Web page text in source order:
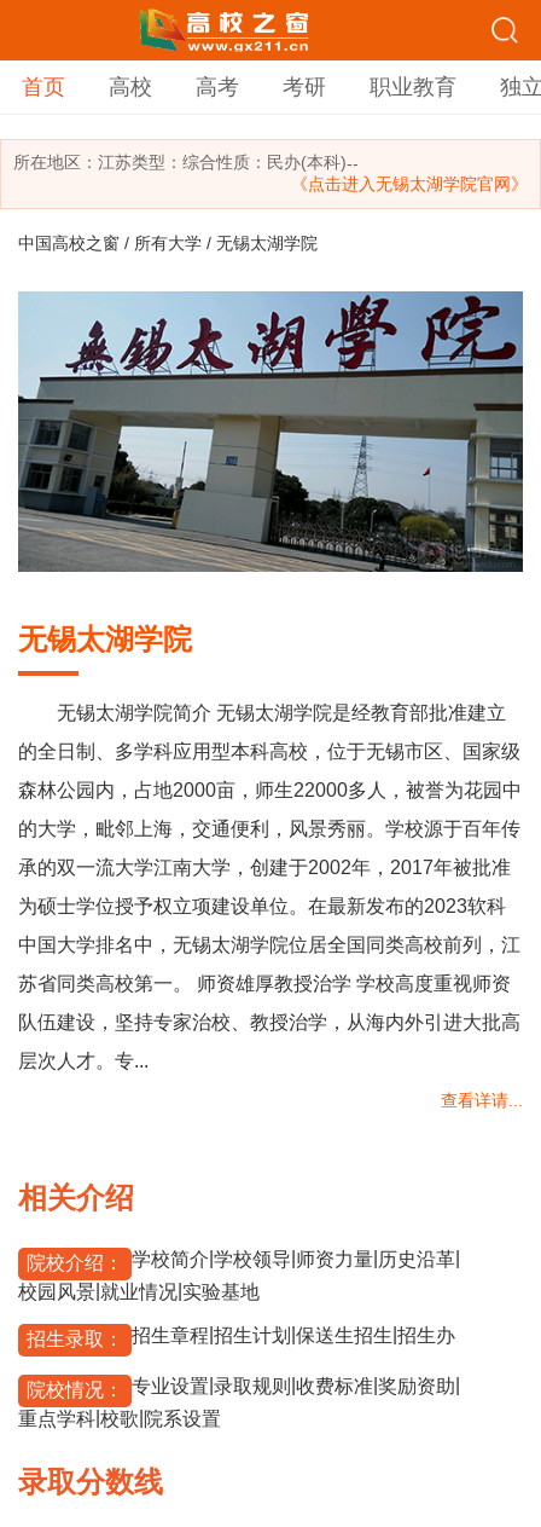
首页 高校 高考 考研 职业教育 独
所在地区： 江苏类型： 综合性质：民办(本科)--
《点击进入无锡太湖学院官网》
中国高校之窗 / 所有大学 / 无锡太湖学院
无锡太湖学院
无锡太湖学院简介 无锡太湖学院是经教育部批准建立
的全日制、多学科应用型本科高校，位于无锡市区、国家级
森林公园内，占地2000亩，师生22000多人，被誉为花园中
的大学，毗邻上海，交通便利，风景秀丽。学校源于百年传
承的双一流大学江南大学，创建于2002年，2017年被批准
为硕士学位授予权立项建设单位。在最新发布的2023软科
中国大学排名中，无锡太湖学院位居全国同类高校前列，江
苏省同类高校第一。 师资雄厚教授治学 学校高度重视师资
队伍建设，坚持专家治校、教授治学，从海内外引进大批高
层次人才。专...
查看详请...
相关介绍
院校介绍： 学校简介 学校领导 师资力量 历史沿革
校园风景 就业情况 实验基地
招生录取： 招生章程 招生计划 保送生招生 招生办
院校情况： 专业设置 录取规则 收费标准 奖励资助
重点学科 校歌 院系设置
录取分数线